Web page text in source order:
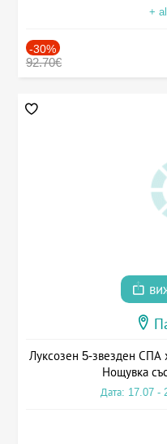
+
-30%
92.70€
Луксозен 5-звезден СПА
Нощувка
Дата: 17.07 -